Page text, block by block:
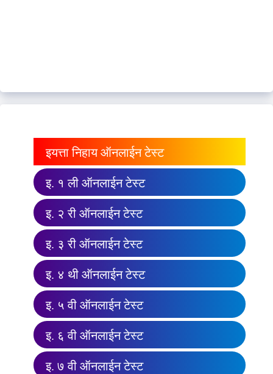
इयत्ता निहाय ऑनलाईन टेस्ट
इ. १ ली ऑनलाईन टेस्ट
इ. २ री ऑनलाईन टेस्ट
इ. ३ री ऑनलाईन टेस्ट
इ. ४ थी ऑनलाईन टेस्ट
इ. ५ वी ऑनलाईन टेस्ट
इ. ६ वी ऑनलाईन टेस्ट
इ. ७ वी ऑनलाईन टेस्ट